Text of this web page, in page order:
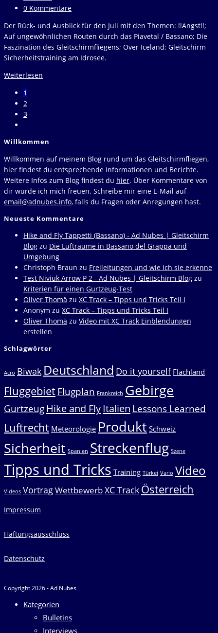
Kategorie:
Beitrags-
0 Kommentare
Der Rück- und Ausblick für den Juli mit den Themen: !!Angst!!;
Auf ungewöhnlichen Routen durch das Piavetal / Bassano; Die
Faszination des Gleitschirmfliegens; Over Iceland; Gleitschirm
Sicherheitstraining am Idrosee.
Weiterlesen
1
2
3
Seite
Willkommen
Willkommen auf meinem Blog rund um das Gleitschirmfliegen,
hier findest du entsprechende Informationen und Berichte.
Weitere Infos zum Blog findest du hier. Über Kommentare von
dir würde ich mich freuen. Schreibe mir eine E-Mail auf
email@adnubes.info, falls du Fragen oder Anregungen hast.
Neueste Kommentare
Hike and Fly Tappetti (Bassano) - Ad Nubes | Gleitschirm
Blog zu Die Lufträume in Bassano del Grappa und
Umgebung
Christoph Braun zu Freileitungen und wie ich sie erkenne
Test Niviuk Arrow P 2 - Ad Nubes | Gleitschirm Blog zu
Kriterien für einen Gurtzeug-Test
Oliver Thomä zu XC Track – Tipps und Tricks Teil I
Anonym zu XC Track – Tipps und Tricks Teil I
Oliver Thomä zu Video mit XC Track Einblendungen
erstellen
Schlagwörter
Acro Biwak Deutschland Do it yourself Flachland
FluggebietFlugplan Frankreich Gebirge
Gurtzeug Hike and Fly Italien Lessons Learned
Luftrecht Meteorologie Produkt Schweiz
Sicherheit Spanien Streckenflug Szene
Tipps und Tricks Training Türkei Vario Video
Videos VortragWettbewerbXC Track Österreich
Impressum
Haftungsausschluss
Datenschutz
Copyright 2026 - Ad Nubes
Kategorien
Bulletins
Interviews